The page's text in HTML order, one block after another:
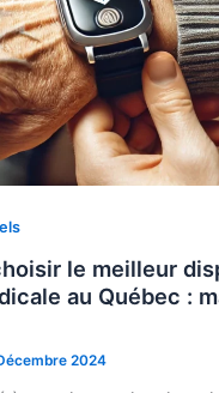
le meilleur
au Québec :
2024